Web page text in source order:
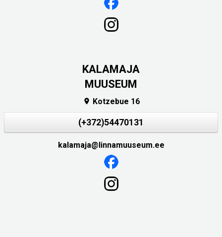
KALAMAJA
MUUSEUM
 Kotzebue 16
(+372)54470131
kalamaja@linnamuuseum.ee